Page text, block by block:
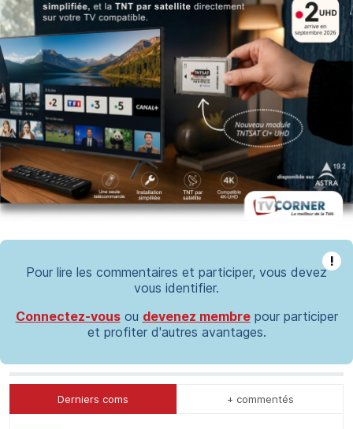
!
Pour lire les commentaires et participer, vous devez
vous identifier.
Connectez-vousou devenez membrepour participer
et profiter d'autres avantages.
Derniers coms + commentés